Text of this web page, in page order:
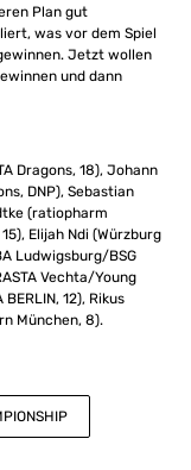
Plan gut
was vor dem Spiel
Jetzt wollen
und dann
Dragons, 18), Johann
DNP), Sebastian
(ratiopharm
Elijah Ndi (Würzburg
Ludwigsburg/BSG
Vechta/Young
12), Rikus
München, 8).